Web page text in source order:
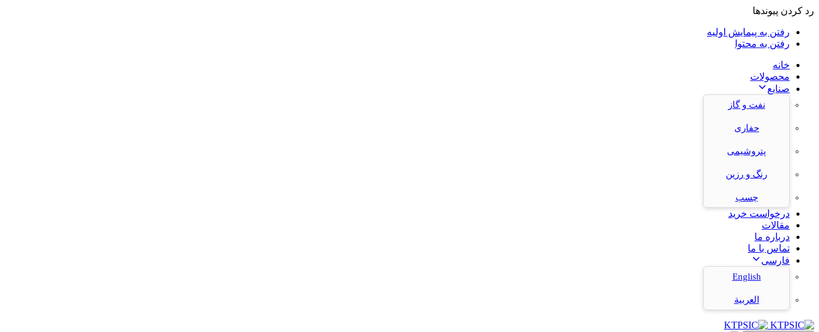
رد کردن پیوندها
رفتن به پیمایش اولیه
رفتن به محتوا
خانه
محصولات
صنایع
نفت و گاز
حفاری
پتروشیمی
رنگ و رزین
چسب
درخواست خرید
مقالات
درباره ما
تماس با ما
فارسی
English
العربية